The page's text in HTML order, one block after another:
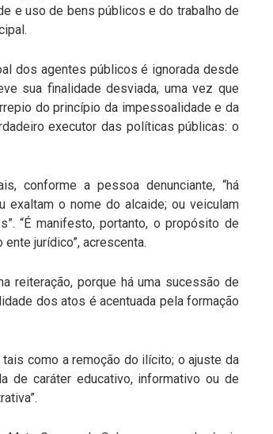
e uso de bens públicos e do trabalho de
dos agentes públicos é ignorada desde
sua finalidade desviada, uma vez que
do princípio da impessoalidade e da
executor das políticas públicas: o
conforme a pessoa denunciante, “há
exaltam o nome do alcaide; ou veiculam
“É manifesto, portanto, o propósito de
jurídico”, acrescenta.
reiteração, porque há uma sucessão de
dos atos é acentuada pela formação
como a remoção do ilícito; o ajuste da
de caráter educativo, informativo ou de